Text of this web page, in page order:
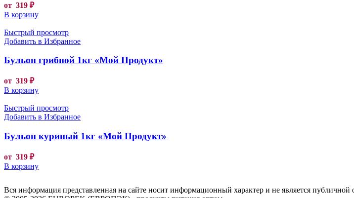
от 319 ₽
В корзину
Быстрый просмотр
Добавить в Избранное
Бульон грибной 1кг «Мой Продукт»
от 319 ₽
В корзину
Быстрый просмотр
Добавить в Избранное
Бульон куриный 1кг «Мой Продукт»
от 319 ₽
В корзину
Вся информация представленная на сайте носит информационный характер и не является